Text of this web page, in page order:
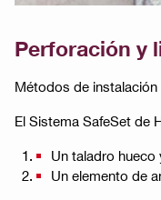
Perforación y
Métodos de
El Sistema SafeSet de
Un taladro
Un elemento de